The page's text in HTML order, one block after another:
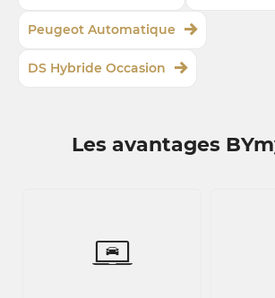
Peugeot Automatique
DS Hybride Occasion
Les avantages